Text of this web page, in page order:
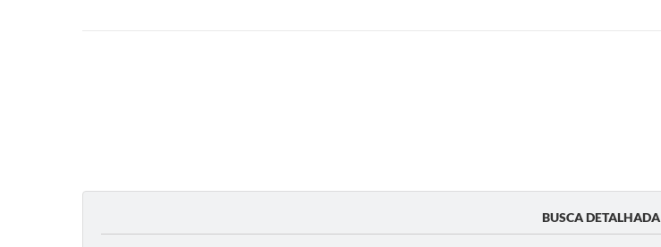
BUSCA DETALHADA